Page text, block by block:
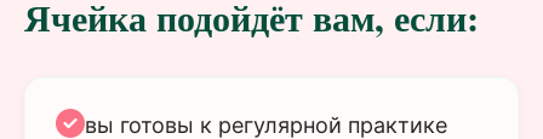
Ячейка подойдёт вам, если:
вы готовы к регулярной практике